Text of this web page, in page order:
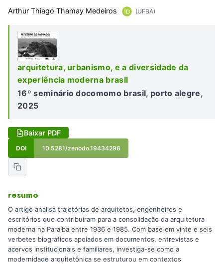
Arthur Thiago Thamay Medeiros (UFBA)
arquitetura, urbanismo, e a diversidade da
experiência moderna brasil
16º seminário docomomo brasil, porto alegre,
2025
Baixar PDF
DOI 10.5281/zenodo.19434296
resumo
O artigo analisa trajetórias de arquitetos, engenheiros e
escritórios que contribuíram para a consolidação da arquitetura
moderna na Paraíba entre 1936 e 1985. Com base em vinte e seis
verbetes biográficos apoiados em documentos, entrevistas e
acervos institucionais e familiares, investiga-se como a
modernidade arquitetônica se estruturou em contextos